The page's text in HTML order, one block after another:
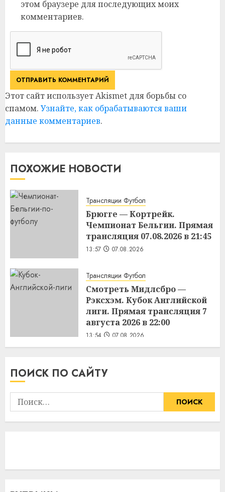
этом браузере для последующих моих
комментариев.
Этот сайт использует Akismet для борьбы со
спамом. Узнайте, как обрабатываются ваши
данные комментариев.
ПОХОЖИЕ НОВОСТИ
Трансляции Футбол
Брюгге — Кортрейк.
Чемпионат Бельгии. Прямая
трансляция 07.08.2026 в 21:45
13:57 07.08.2026
Трансляции Футбол
Смотреть Мидлсбро —
Рэксхэм. Кубок Английской
лиги. Прямая трансляция 7
августа 2026 в 22:00
13:54 07.08.2026
ПОИСК ПО САЙТУ
Найти: